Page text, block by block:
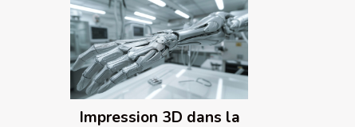
Impression 3D dans la